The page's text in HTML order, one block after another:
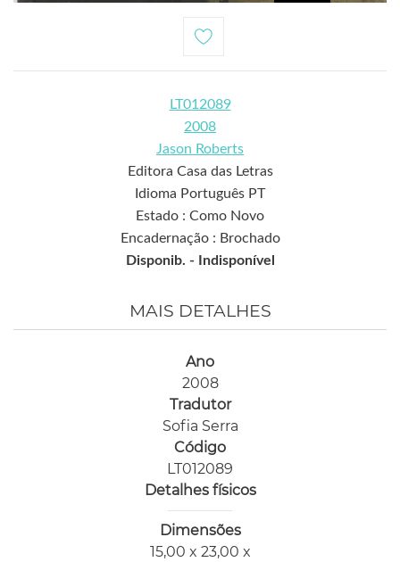
LT012089
2008
Jason Roberts
Editora Casa das Letras
Idioma Português PT
Estado : Como Novo
Encadernação : Brochado
Disponib. -
Indisponível
MAIS DETALHES
Ano
2008
Tradutor
Sofia Serra
Código
LT012089
Detalhes físicos
Dimensões
15,00 x 23,00 x